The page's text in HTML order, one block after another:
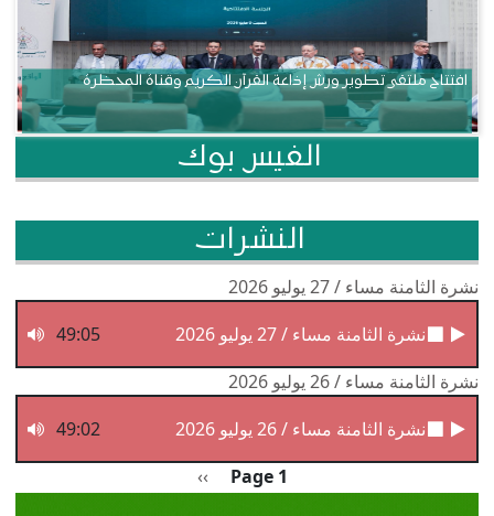
افتتاح ملتقى تطوير ورش إذاعة القرآن الكريم وقناة المحظرة
الفيس بوك
النشرات
نشرة الثامنة مساء / 27 يوليو 2026
نشرة الثامنة مساء / 27 يوليو 2026
49:05
نشرة الثامنة مساء / 26 يوليو 2026
نشرة الثامنة مساء / 26 يوليو 2026
49:02
Page 1 الصفحة التالية
››